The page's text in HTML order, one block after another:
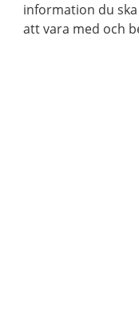
information du
att vara med och